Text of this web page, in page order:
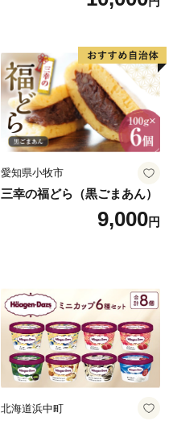
ご褒美】スイーツ 栗 モンブ
子 菓子 F4N-2298
愛知県小牧市
三幸の福どら（黒ごまあん）
9,000円
北海道浜中町